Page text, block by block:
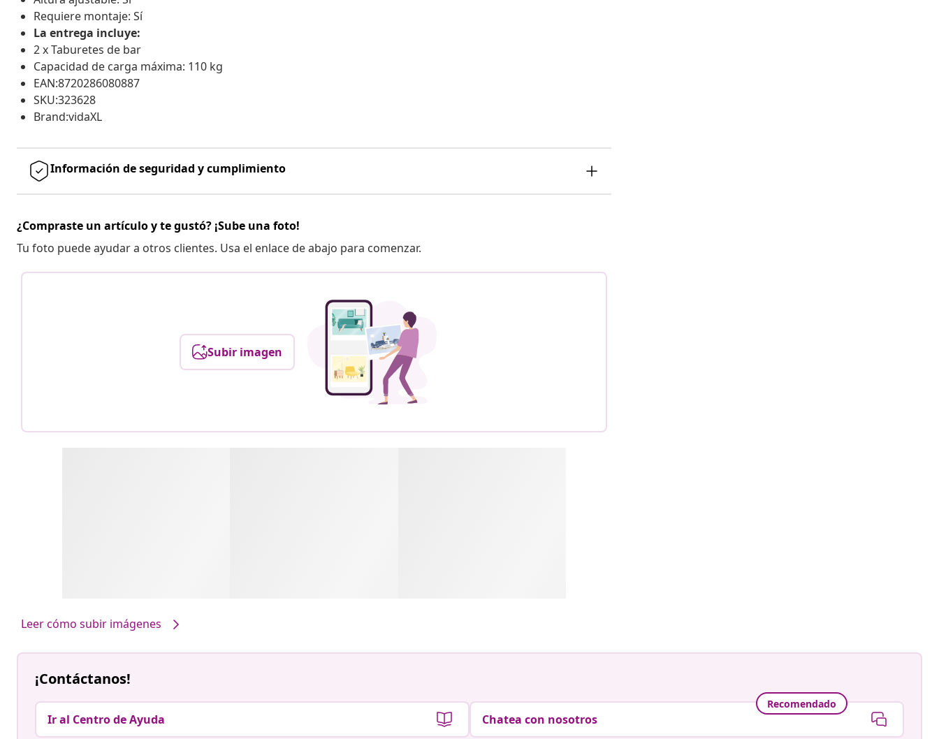
Requiere montaje: Sí
La entrega incluye:
2 x Taburetes de bar
Capacidad de carga máxima: 110 kg
EAN:8720286080887
SKU:323628
Brand:vidaXL
Información de seguridad y cumplimiento
¿Compraste un artículo y te gustó? ¡Sube una foto!
Tu foto puede ayudar a otros clientes. Usa el enlace de abajo para comenzar.
Subir imagen
Leer cómo subir imágenes
¡Contáctanos!
Ir al Centro de Ayuda
Recomendado
Chatea con nosotros